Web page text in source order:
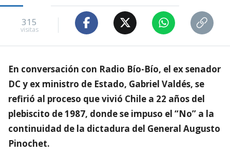
315
visitas
En conversación con Radio Bío-Bío, el ex senador
DC y ex ministro de Estado, Gabriel Valdés, se
refirió al proceso que vivió Chile a 22 años del
plebiscito de 1987, donde se impuso el “No” a la
continuidad de la dictadura del General Augusto
Pinochet.